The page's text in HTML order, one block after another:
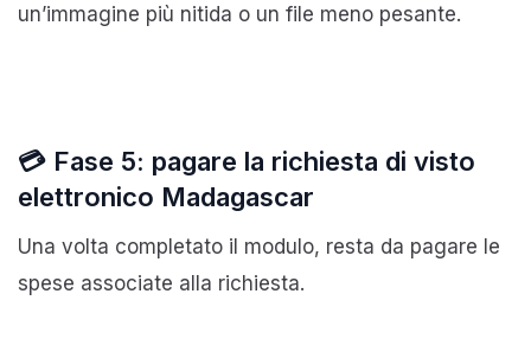
un’immagine più nitida o un file meno pesante.
💳 Fase 5: pagare la richiesta di visto
elettronico Madagascar
Una volta completato il modulo, resta da pagare le
spese associate alla richiesta.